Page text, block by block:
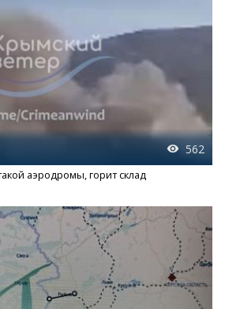
562
аэродромы, горит склад